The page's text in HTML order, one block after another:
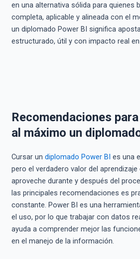
en una alternativa sólida para quienes
completa, aplicable y alineada con el
un diplomado Power BI significa
estructurado, útil y con impacto real
Recomendaciones
al máximo un
Cursar un diplomado Power BI es una
pero el verdadero valor del
aproveche durante y después del
las principales recomendaciones es
constante. Power BI es una
el uso, por lo que trabajar con datos
ayuda a comprender mejor las
en el manejo de la información.